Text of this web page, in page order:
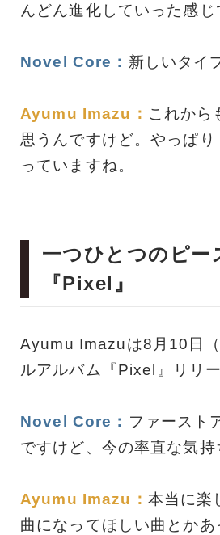
んどん進化していった感じ
Novel Core： 新しいタイ
Ayumu Imazu： これから
思うんですけど。やっぱ
っていますね。
一つひとつのピー
『Pixel』
Ayumu Imazuは8月10日
ルアルバム『Pixel』リリー
Novel Core： ファースト
ですけど、今の率直な気持
Ayumu Imazu： 本当に楽
曲になってほしい曲とか